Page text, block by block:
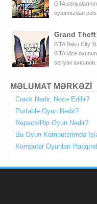
GTA
syatımızdan
Grand
GTA Baku City
GTA Vice
seriyalı avtomob...
MƏLUMAT MƏRKƏZİ
Crack Nədir, Necə Edilir?
Portable Oyun Nədir?
Repack/Rip Oyun Nədir?
Bu Oyun Komputerimdə
Komputer Oyunları